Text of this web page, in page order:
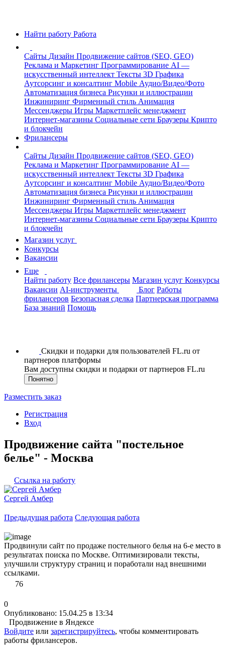
Найти работу Работа
Сайты Дизайн Продвижение сайтов (SEO, GEO)
Реклама и Маркетинг Программирование AI —
искусственный интеллект Тексты 3D Графика
Аутсорсинг и консалтинг Mobile Аудио/Видео/Фото
Автоматизация бизнеса Рисунки и иллюстрации
Инжиниринг Фирменный стиль Анимация
Мессенджеры Игры Маркетплейс менеджмент
Интернет-магазины Социальные сети Браузеры Крипто
и блокчейн
Фрилансеры
Сайты Дизайн Продвижение сайтов (SEO, GEO)
Реклама и Маркетинг Программирование AI —
искусственный интеллект Тексты 3D Графика
Аутсорсинг и консалтинг Mobile Аудио/Видео/Фото
Автоматизация бизнеса Рисунки и иллюстрации
Инжиниринг Фирменный стиль Анимация
Мессенджеры Игры Маркетплейс менеджмент
Интернет-магазины Социальные сети Браузеры Крипто
и блокчейн
Магазин услуг
Конкурсы
Вакансии
Еще
Найти работу Все фрилансеры Магазин услуг Конкурсы
Вакансии AI-инструменты Блог Работы
фрилансеров Безопасная сделка Партнерская программа
База знаний Помощь
Скидки и подарки для пользователей FL.ru от
партнеров платформы
Вам доступны скидки и подарки от партнеров FL.ru
Понятно
Разместить заказ
Регистрация
Вход
Продвижение сайта "постельное
белье" - Москва
Ссылка на работу
Сергей Амбер
Предыдущая работа Следующая работа
Продвинули сайт по продаже постельного белья на 6-е место в
результатах поиска по Москве. Оптимизировали тексты,
улучшили структуру страниц и поработали над внешними
ссылками.
76
0
Опубликовано: 15.04.25 в 13:34
Продвижение в Яндексе
Войдите или зарегистрируйтесь, чтобы комментировать
работы фрилансеров.